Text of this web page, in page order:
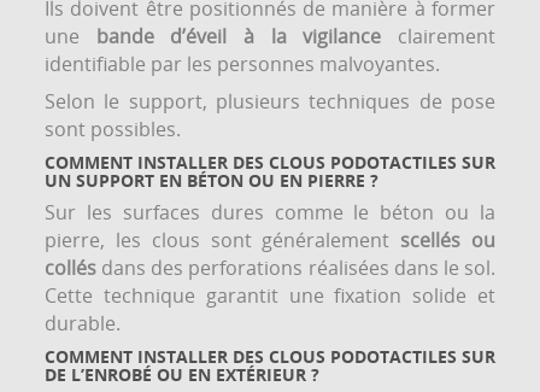
Ils doivent être positionnés de manière à former
une bande d’éveil à la vigilance clairement
identifiable par les personnes malvoyantes.
Selon le support, plusieurs techniques de pose
sont possibles.
COMMENT INSTALLER DES CLOUS PODOTACTILES SUR
UN SUPPORT EN BÉTON OU EN PIERRE ?
Sur les surfaces dures comme le béton ou la
pierre, les clous sont généralement scellés ou
collésdans des perforations réalisées dans le sol.
Cette technique garantit une fixation solide et
durable.
COMMENT INSTALLER DES CLOUS PODOTACTILES SUR
DE L’ENROBÉ OU EN EXTÉRIEUR ?